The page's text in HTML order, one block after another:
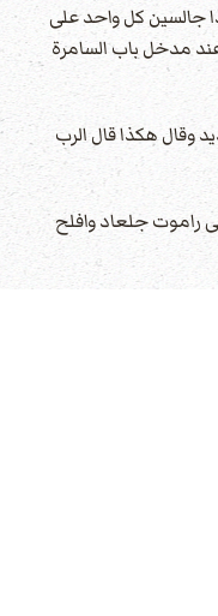
جالسين كل واحد على
مدخل باب السامرة
وقال هكذا قال الرب
الى راموت جلعاد وافلح